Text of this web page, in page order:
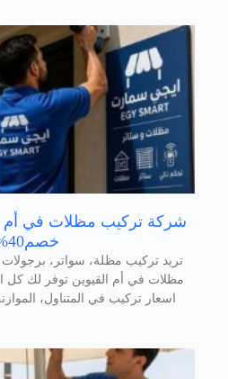
خصم40%
تريد تركيب مظلة، سواتر،
مظلات في أم القيوين توفر لك كل
اسعار تركيب في المتناول،